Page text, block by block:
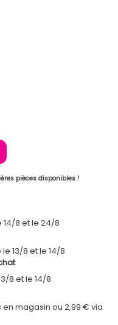
pièces disponibles !
14/8 et le 24/8
le 13/8 et le 14/8
8 et le 14/8
en magasin ou 2,99 € via